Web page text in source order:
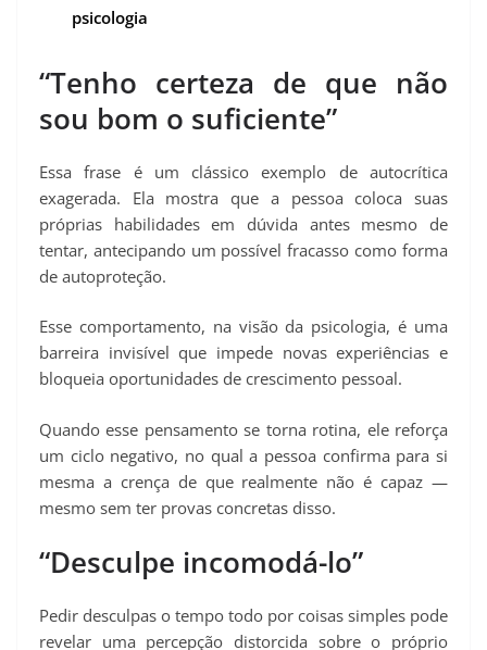
psicologia
“Tenho certeza de que não
sou bom o suficiente”
Essa frase é um clássico exemplo de autocrítica
exagerada. Ela mostra que a pessoa coloca suas
próprias habilidades em dúvida antes mesmo de
tentar, antecipando um possível fracasso como forma
de autoproteção.
Esse comportamento, na visão da psicologia, é uma
barreira invisível que impede novas experiências e
bloqueia oportunidades de crescimento pessoal.
Quando esse pensamento se torna rotina, ele reforça
um ciclo negativo, no qual a pessoa confirma para si
mesma a crença de que realmente não é capaz —
mesmo sem ter provas concretas disso.
“Desculpe incomodá-lo”
Pedir desculpas o tempo todo por coisas simples pode
revelar uma percepção distorcida sobre o próprio